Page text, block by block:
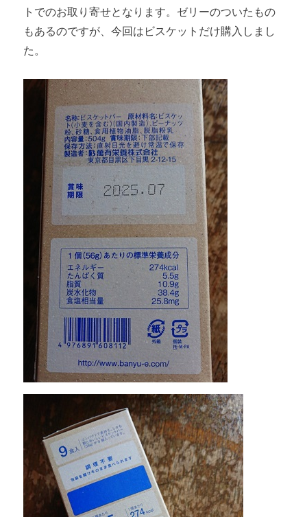
トでのお取り寄せとなります。ゼリーのついたもの
もあるのですが、今回はビスケットだけ購入しまし
た。